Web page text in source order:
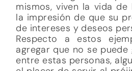
mismos, viven la vida de
la impresión de que su
de intereses y deseos
Respecto a estos
agregar que no se puede
entre estas personas,